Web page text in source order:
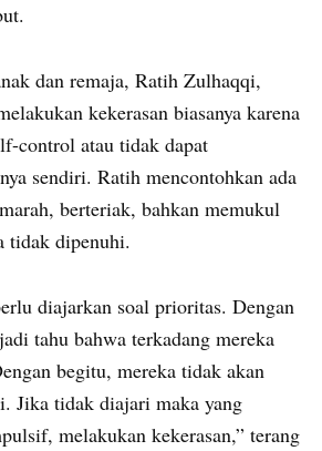
dan remaja, Ratih Zulhaqqi,
kekerasan biasanya karena
control atau tidak dapat
sendiri. Ratih mencontohkan ada
berteriak, bahkan memukul
tidak dipenuhi.
diajarkan soal prioritas. Dengan
tahu bahwa terkadang mereka
begitu, mereka tidak akan
Jika tidak diajari maka yang
melakukan kekerasan,” terang